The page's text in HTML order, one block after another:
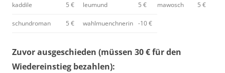
kaddile 5 € leumund 5 € mawosch 5 €
schundroman 5 € wahlmuenchnerin -10 €
Zuvor ausgeschieden (müssen 30 € für den
Wiedereinstieg bezahlen):